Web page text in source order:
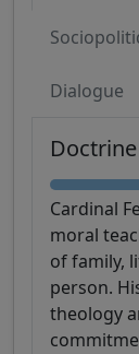
Dialogue
Cardinal
moral
of family,
person.
theology